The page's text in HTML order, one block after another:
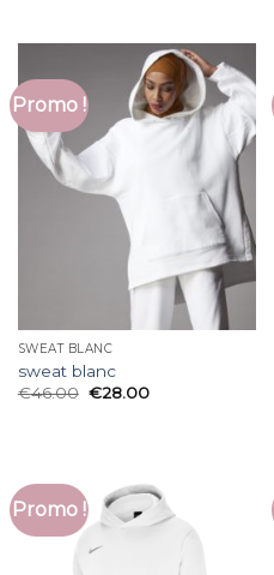
Promo !
SWEAT BLANC
sweat blanc
€46.00 €28.00
Promo !